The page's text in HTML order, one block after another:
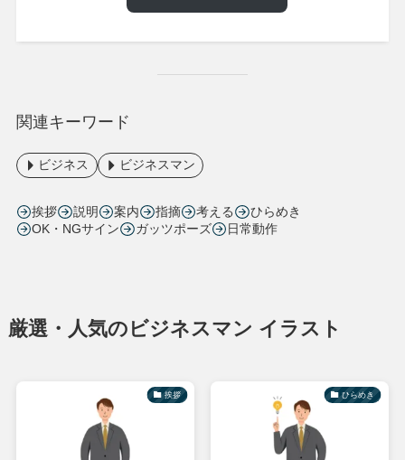
関連キーワード
ビジネス ビジネスマン
挨拶 説明 案内 指摘 考える
ひらめき
OK・NGサイン
ガッツポーズ 日常動作
厳選・人気のビジネスマン イラスト
挨拶 ひらめき